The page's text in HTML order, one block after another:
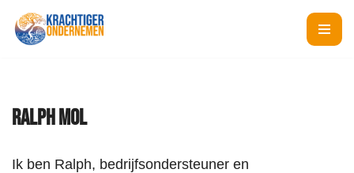
Ga
Ralph Mol
Ik ben Ralph, bedrijfsondersteuner en